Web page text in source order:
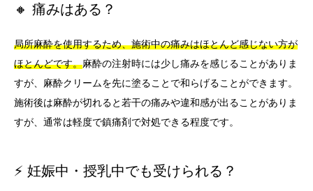
🔸 痛みはある？
局所麻酔を使用するため、施術中の痛みはほとんど感じない方が
ほとんどです。麻酔の注射時には少し痛みを感じることがありま
すが、麻酔クリームを先に塗ることで和らげることができます。
施術後は麻酔が切れると若干の痛みや違和感が出ることがありま
すが、通常は軽度で鎮痛剤で対処できる程度です。
⚡ 妊娠中・授乳中でも受けられる？